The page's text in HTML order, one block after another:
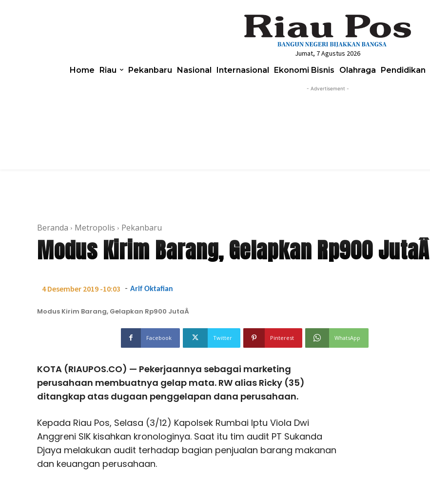
Jumat, 7 Agustus 2026
Home Riau Pekanbaru Nasional Internasional Ekonomi Bisnis Olahraga Pendidikan
- Advertisement -
Beranda Metropolis Pekanbaru
Modus Kirim Barang, Gelapkan Rp900 JutaÂ
4 Desember 2019 -10:03 - Arif Oktafian
Modus Kirim Barang, Gelapkan Rp900 JutaÂ
Facebook Twitter Pinterest WhatsApp
KOTA (RIAUPOS.CO) — Pekerjaannya sebagai marketing
perusahaan membuatnya gelap mata. RW alias Ricky (35)
ditangkap atas dugaan penggelapan dana perusahaan.
Kepada Riau Pos, Selasa (3/12) Kapolsek Rumbai Iptu Viola Dwi
Anggreni SIK kisahkan kronologinya. Saat itu tim audit PT Sukanda
Djaya melakukan audit terhadap bagian penjualan barang makanan
dan keuangan perusahaan.